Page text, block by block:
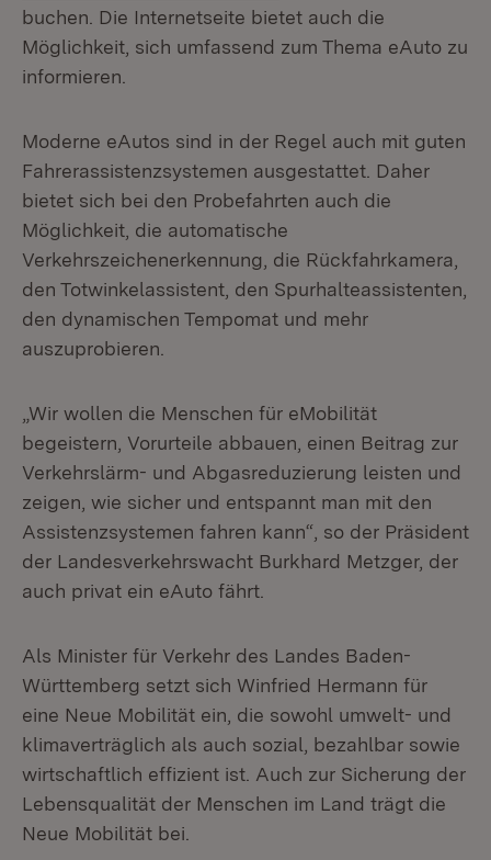
buchen. Die Internetseite bietet auch die
Möglichkeit, sich umfassend zum Thema eAuto zu
informieren.
Moderne eAutos sind in der Regel auch mit guten
Fahrerassistenzsystemen ausgestattet. Daher
bietet sich bei den Probefahrten auch die
Möglichkeit, die automatische
Verkehrszeichenerkennung, die Rückfahrkamera,
den Totwinkelassistent, den Spurhalteassistenten,
den dynamischen Tempomat und mehr
auszuprobieren.
„Wir wollen die Menschen für eMobilität
begeistern, Vorurteile abbauen, einen Beitrag zur
Verkehrslärm- und Abgasreduzierung leisten und
zeigen, wie sicher und entspannt man mit den
Assistenzsystemen fahren kann“, so der Präsident
der Landesverkehrswacht Burkhard Metzger, der
auch privat ein eAuto fährt.
Als Minister für Verkehr des Landes Baden-
Württemberg setzt sich Winfried Hermann für
eine Neue Mobilität ein, die sowohl umwelt- und
klimaverträglich als auch sozial, bezahlbar sowie
wirtschaftlich effizient ist. Auch zur Sicherung der
Lebensqualität der Menschen im Land trägt die
Neue Mobilität bei.